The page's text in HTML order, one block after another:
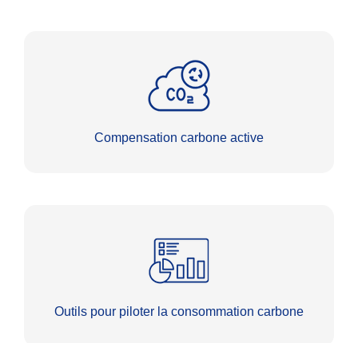
Compensation carbone active
Outils pour piloter la consommation carbone